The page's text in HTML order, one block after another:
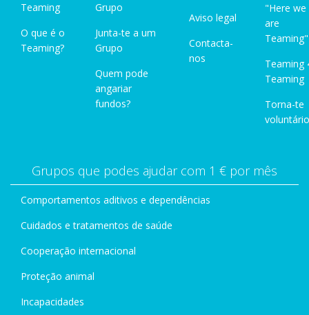
Teaming
O que é o
Teaming?
Grupo
Junta-te a um
Grupo
Quem pode
angariar
fundos?
Aviso legal
Contacta-
nos
"Here we
are
Teaming"
Teaming
Teaming
Torna-te
Grupos que podes ajudar com 1 € por mês
Comportamentos aditivos e dependências
Cuidados e tratamentos de saúde
Cooperação internacional
Proteção animal
Incapacidades